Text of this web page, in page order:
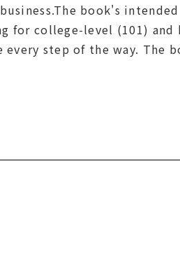
book's
for college-level (101) and
step of the way. The